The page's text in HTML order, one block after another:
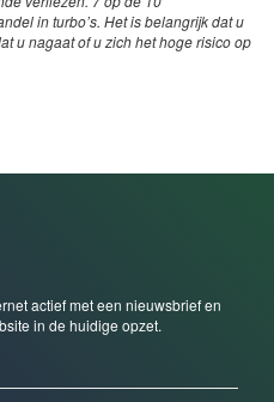
in turbo’s. Het is belangrijk dat u
u nagaat of u zich het hoge risico op
actief met een nieuwsbrief en
in de huidige opzet.